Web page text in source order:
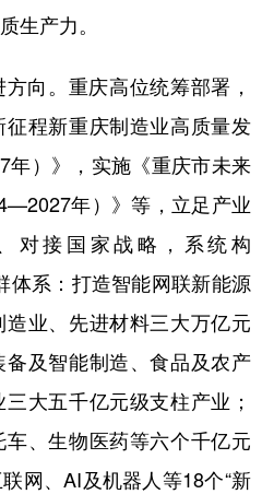
生产力。
向。重庆高位统筹部署，
程新重庆制造业高质量发
）》，实施《重庆市未来
年）》等，立足产业
对接国家战略，系统构
体系：打造智能网联新能源
业、先进材料三大万亿元
及智能制造、食品及农产
大五千亿元级支柱产业；
、生物医药等六个千亿元
网、AI及机器人等18个“新